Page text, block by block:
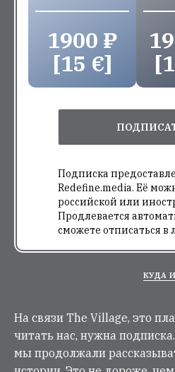
1900 ₽
[15 €]
Подписка
Redefine.media. Её
российской или
Продлевается
сможете отписаться
КУДА
На связи The Village, это
читать нас, нужна
мы продолжали